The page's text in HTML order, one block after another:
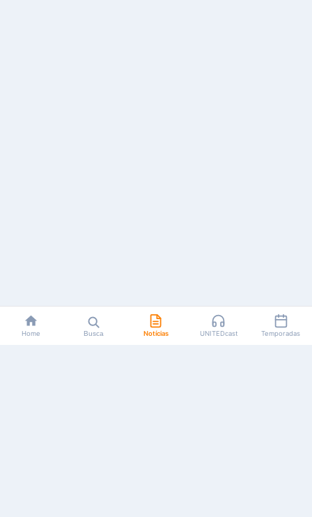
Home Busca Notícias UNITEDcast Temporadas